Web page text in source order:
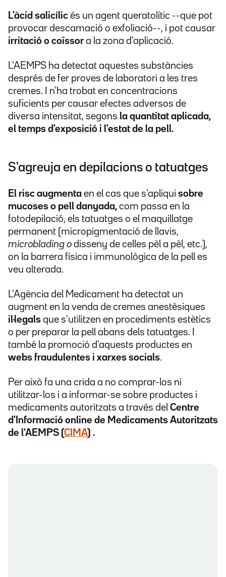
L'àcid salicílic és un agent queratolític --que pot
provocar descamació o exfoliació--, i pot causar
irritació o coïssor a la zona d'aplicació.
L'AEMPS ha detectat aquestes substàncies
després de fer proves de laboratori a les tres
cremes. I n'ha trobat en concentracions
suficients per causar efectes adversos de
diversa intensitat, segons la quantitat aplicada,
el temps d'exposició i l'estat de la pell.
S'agreuja en depilacions o tatuatges
El risc augmenta en el cas que s'apliqui sobre
mucoses o pell danyada, com passa en la
fotodepilació, els tatuatges o el maquillatge
permanent (micropigmentació de llavis,
microblading o disseny de celles pèl a pèl, etc.),
on la barrera física i immunològica de la pell es
veu alterada.
L'Agència del Medicament ha detectat un
augment en la venda de cremes anestèsiques
il·legals que s'utilitzen en procediments estètics
o per preparar la pell abans dels tatuatges. I
també la promoció d'aquests productes en
webs fraudulentes i xarxes socials.
Per això fa una crida a no comprar-los ni
utilitzar-los i a informar-se sobre productes i
medicaments autoritzats a través del Centre
d'Informació online de Medicaments Autoritzats
de l'AEMPS (CIMA) .